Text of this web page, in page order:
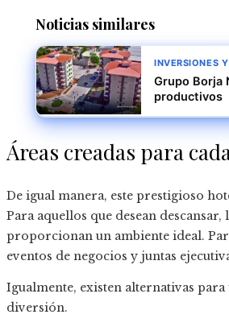
Noticias similares
INVERSIONES
Grupo Borja
productivos
Áreas creadas para
De igual manera, este prestigioso
Para aquellos que desean
proporcionan un ambiente ideal.
eventos de negocios y juntas
Igualmente, existen alternativas
diversión.